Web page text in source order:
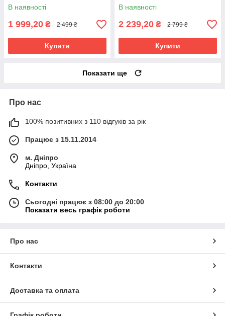
В наявності
1 999,20 ₴ 2 499 ₴
Купити
В наявності
2 239,20 ₴ 2 799 ₴
Купити
Показати ще
Про нас
100% позитивних з 110 відгуків за рік
Працює з 15.11.2014
м. Дніпро
Дніпро, Україна
Контакти
Сьогодні працює з 08:00 до 20:00
Показати весь графік роботи
Про нас
Контакти
Доставка та оплата